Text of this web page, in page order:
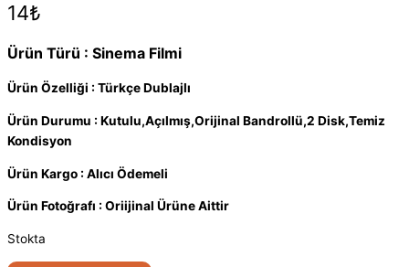
14₺
Ürün Türü : Sinema Filmi
Ürün Özelliği : Türkçe Dublajlı
Ürün Durumu : Kutulu,Açılmış,Orijinal Bandrollü,2 Disk,Temiz
Kondisyon
Ürün Kargo : Alıcı Ödemeli
Ürün Fotoğrafı : Oriijinal Ürüne Aittir
Stokta